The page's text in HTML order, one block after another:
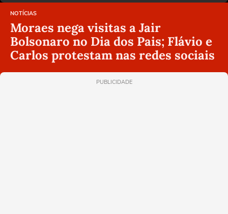
NOTÍCIAS
Moraes nega visitas a Jair
Bolsonaro no Dia dos Pais; Flávio e
Carlos protestam nas redes sociais
PUBLICIDADE